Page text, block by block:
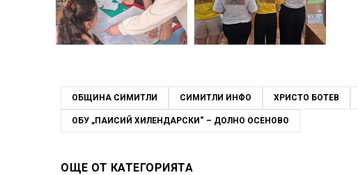
ОБЩИНА СИМИТЛИ СИМИТЛИ ИНФО ХРИСТО БОТЕВ
ОБУ „ПАИСИЙ ХИЛЕНДАРСКИ“ – ДОЛНО ОСЕНОВО
ОЩЕ ОТ КАТЕГОРИЯТА